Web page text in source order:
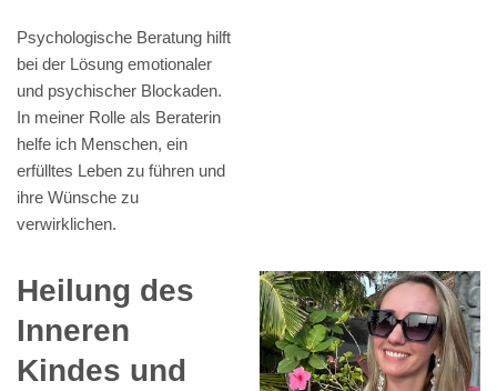
Psychologische Beratung hilft
bei der Lösung emotionaler
und psychischer Blockaden.
In meiner Rolle als Beraterin
helfe ich Menschen, ein
erfülltes Leben zu führen und
ihre Wünsche zu
verwirklichen.
Heilung des
Inneren
Kindes und